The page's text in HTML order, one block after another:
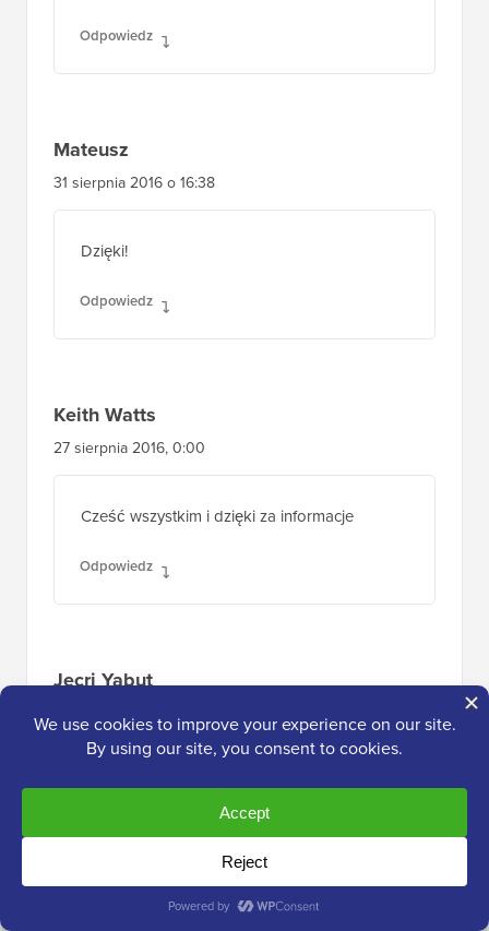
Odpowiedz
Mateusz
31 sierpnia 2016 o 16:38
Dzięki!
Odpowiedz
Keith Watts
27 sierpnia 2016, 0:00
Cześć wszystkim i dzięki za informacje
Odpowiedz
Jecri Yabut
18 sierpnia 2016 o 13:12